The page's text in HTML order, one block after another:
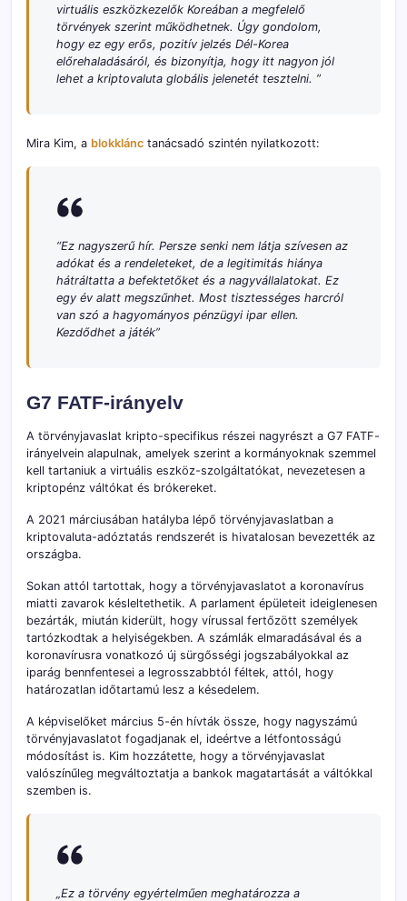
virtuális eszközkezelők Koreában a megfelelő
törvények szerint működhetnek. Úgy gondolom,
hogy ez egy erős, pozitív jelzés Dél-Korea
előrehaladásáról, és bizonyítja, hogy itt nagyon jól
lehet a kriptovaluta globális jelenetét tesztelni. ”
Mira Kim, a blokklánc tanácsadó szintén nyilatkozott:
“Ez nagyszerű hír. Persze senki nem látja szívesen az
adókat és a rendeleteket, de a legitimitás hiánya
hátráltatta a befektetőket és a nagyvállalatokat. Ez
egy év alatt megszűnhet. Most tisztességes harcról
van szó a hagyományos pénzügyi ipar ellen.
Kezdődhet a játék”
G7 FATF-irányelv
A törvényjavaslat kripto-specifikus részei nagyrészt a G7 FATF-
irányelvein alapulnak, amelyek szerint a kormányoknak szemmel
kell tartaniuk a virtuális eszköz-szolgáltatókat, nevezetesen a
kriptopénz váltókat és brókereket.
A 2021 márciusában hatályba lépő törvényjavaslatban a
kriptovaluta-adóztatás rendszerét is hivatalosan bevezették az
országba.
Sokan attól tartottak, hogy a törvényjavaslatot a koronavírus
miatti zavarok késleltethetik. A parlament épületeit ideiglenesen
bezárták, miután kiderült, hogy vírussal fertőzött személyek
tartózkodtak a helyiségekben. A számlák elmaradásával és a
koronavírusra vonatkozó új sürgősségi jogszabályokkal az
iparág bennfentesei a legrosszabbtól féltek, attól, hogy
határozatlan időtartamú lesz a késedelem.
A képviselőket március 5-én hívták össze, hogy nagyszámú
törvényjavaslatot fogadjanak el, ideértve a létfontosságú
módosítást is. Kim hozzátette, hogy a törvényjavaslat
valószínűleg megváltoztatja a bankok magatartását a váltókkal
szemben is.
„Ez a törvény egyértelműen meghatározza a